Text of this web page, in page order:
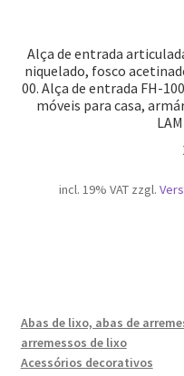
Alça de entrada
niquelado, fosco
00. Alça de entrada FH-
móveis para casa,
incl. 19% VAT zzgl.
Abas de lixo, abas de
arremessos de lixo
Acessórios decorativos